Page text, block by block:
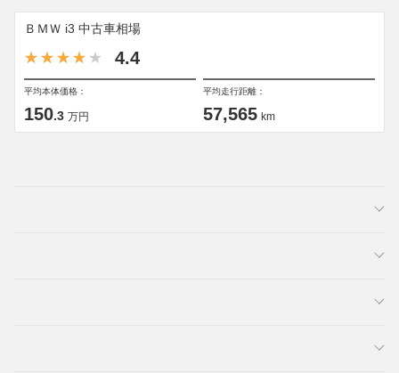
ＢＭＷ i3 中古車相場
4.4
平均本体価格：
150.3 万円
平均走行距離：
57,565 km